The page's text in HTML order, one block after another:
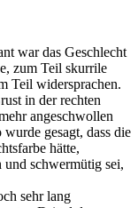
war das Geschlecht
zum Teil skurrile
Teil widersprachen.
in der rechten
angeschwollen
gesagt, dass die
hätte,
schwermütig sei,
sehr lang